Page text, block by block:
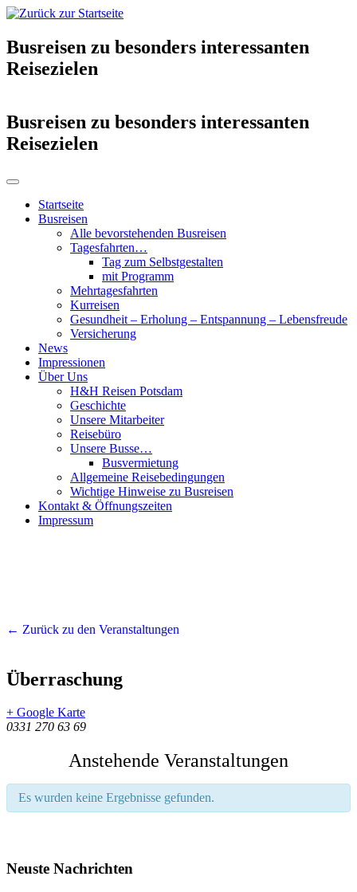
Busreisen zu besonders interessanten
Reisezielen
Busreisen zu besonders interessanten
Reisezielen
Startseite
Busreisen
Alle bevorstehenden Busreisen
Tagesfahrten…
Tag zum Selbstgestalten
mit Programm
Mehrtagesfahrten
Kurreisen
Gesundheit – Erholung – Entspannung – Lebensfreude
Versicherung
News
Impressionen
Über Uns
H&H Reisen Potsdam
Geschichte
Unsere Mitarbeiter
Reisebüro
Unsere Busse…
Busvermietung
Allgemeine Reisebedingungen
Wichtige Hinweise zu Busreisen
Kontakt & Öffnungszeiten
Impressum
← Zurück zu den Veranstaltungen
Überraschung
+ Google Karte
0331 270 63 69
Anstehende Veranstaltungen
Es wurden keine Ergebnisse gefunden.
Neuste Nachrichten